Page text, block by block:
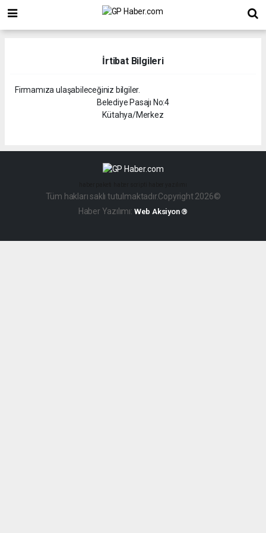
İrtibat Bilgileri
Firmamıza ulaşabileceğiniz bilgiler.
Belediye Pasajı No:4
Kütahya/Merkez
Tüm hakları saklı tutulmaktadır.Copyright 2026©
Haber Yazılımı: Web Aksiyon ®